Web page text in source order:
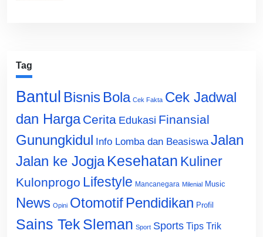
Tag
Bantul Bisnis Bola Cek Fakta Cek Jadwal
dan Harga Cerita Edukasi Finansial
Gunungkidul Info Lomba dan Beasiswa Jalan
Jalan ke Jogja Kesehatan Kuliner
Kulonprogo Lifestyle Mancanegara Milenial Music
News Opini Otomotif Pendidikan Profil
Sains Tek Sleman Sport Sports Tips Trik